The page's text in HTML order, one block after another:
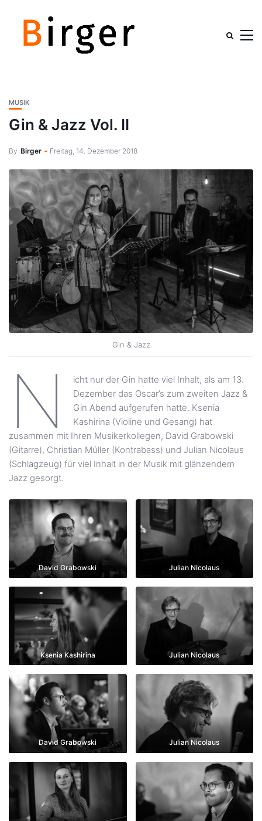
MUSIK
Gin & Jazz Vol. II
By Birger Freitag, 14. Dezember 2018
Gin & Jazz
N
icht nur der Gin hatte viel Inhalt, als am 13.
Dezember das Oscar’s zum zweiten Jazz &
Gin Abend aufgerufen hatte. Ksenia
Kashirina (Violine und Gesang) hat
zusammen mit Ihren Musikerkollegen, David Grabowski
(Gitarre), Christian Müller (Kontrabass) und Julian Nicolaus
(Schlagzeug) für viel Inhalt in der Musik mit glänzendem
Jazz gesorgt.
David Grabowski Julian Nicolaus
Ksenia Kashirina Julian Nicolaus
David Grabowski Julian Nicolaus